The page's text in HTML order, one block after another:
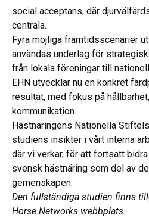
social acceptans, där
centrala.
Fyra möjliga framtidsscenarier
användas underlag för
från lokala föreningar till
EHN utvecklar nu en konkret
resultat, med fokus på
kommunikation.
Hästnäringens Nationella
studiens insikter i vårt interna
där vi verkar, för att fortsatt
svensk hästnäring som del av
gemenskapen.
Den fullständiga studien finns
Horse Networks webbplats.